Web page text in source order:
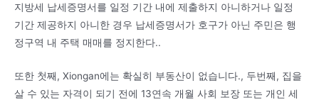
지방세 납세증명서를 일정 기간 내에 제출하지 아니하거나 일정
기간 제공하지 아니한 경우 납세증명서가 호구가 아닌 주민은 행
정구역 내 주택 매매를 정지한다..
또한 첫째, Xiongan에는 확실히 부동산이 없습니다., 두번째, 집을
살 수 있는 자격이 되기 전에 13연속 개월 사회 보장 또는 개인 세